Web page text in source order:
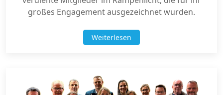
großes Engagement ausgezeichnet wurden.
Weiterlesen